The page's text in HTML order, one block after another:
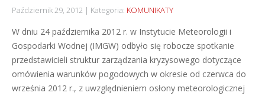
Październik 29, 2012 Kategoria: KOMUNIKATY
W dniu 24 października 2012 r. w Instytucie Meteorologii i
Gospodarki Wodnej (IMGW) odbyło się robocze spotkanie
przedstawicieli struktur zarządzania kryzysowego dotyczące
omówienia warunków pogodowych w okresie od czerwca do
września 2012 r., z uwzględnieniem osłony meteorologicznej